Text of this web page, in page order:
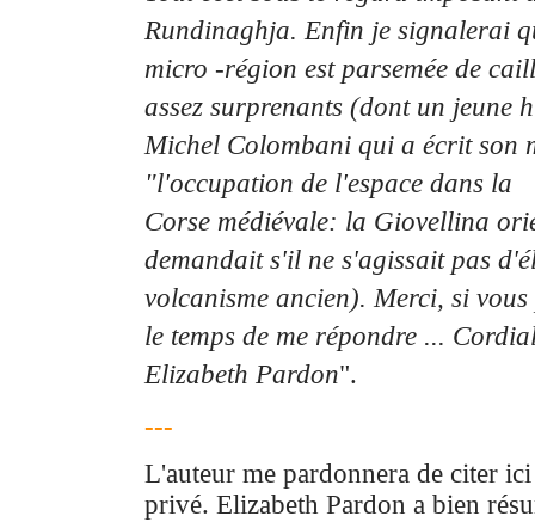
Rundinaghja. Enfin je signalerai
micro -région est parsemée de
assez surprenants (dont un jeune
Michel Colombani qui a écrit son
"l'occupation de l'espace dans la
Corse médiévale: la Giovellina
demandait s'il ne s'agissait pas
volcanisme ancien). Merci, si vous
le temps de me répondre ...
Elizabeth Pardon".
---
L'auteur me pardonnera de citer ici
privé. Elizabeth Pardon a bien